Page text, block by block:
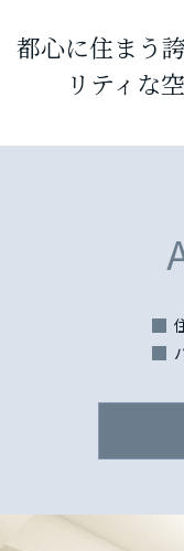
都心に住まう
リティな